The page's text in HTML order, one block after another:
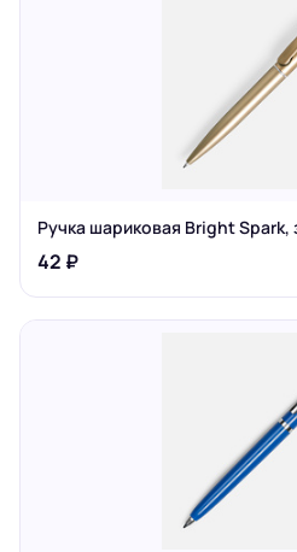
Ручка шариковая Bright Spark,
42 ₽